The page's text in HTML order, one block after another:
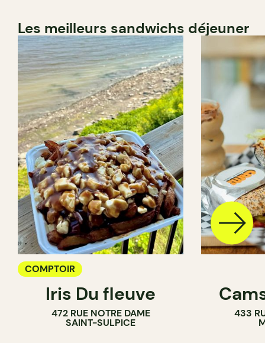
Les meilleurs sandwichs déjeuner
COMPTOIR
Iris Du fleuve
472 RUE NOTRE DAME
SAINT-SULPICE
433